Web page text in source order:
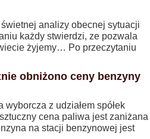
analizy obecnej sytuacji
każdy stwierdzi, ze pozwala
żyjemy… Po przeczytaniu
obniżono ceny benzyny
z udziałem spółek
cena paliwa jest zaniżana
na stacji benzynowej jest